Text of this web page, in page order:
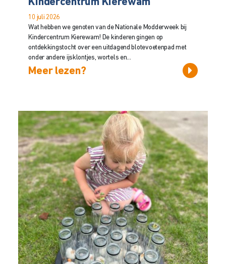
10 juli 2026
Wat hebben we genoten van de Nationale Modderweek bij
Kindercentrum Kierewam! De kinderen gingen op
ontdekkingstocht over een uitdagend blotevoetenpad met
onder andere ijsklontjes, wortels en...
Meer lezen?